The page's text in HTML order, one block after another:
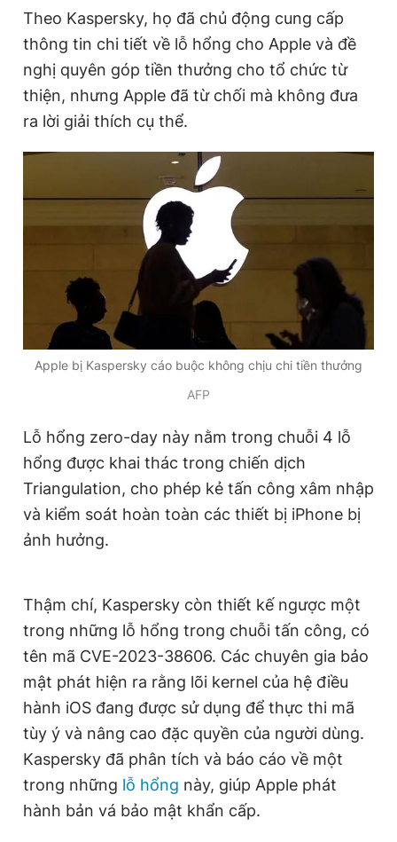
Đọc Thanh Niên trên điện thoại
Hotline Liên hệ quảng cáo
0908 780 404
Đặt báo Quảng cáo RSS Chính sách bảo
Tổng biên tập: Nguyễn Ngọc Toàn
Phó tổng biên tập thường trực: Hải Thành
Phó tổng biên tập: Lâm Hiếu Dũng
Phó tổng biên tập: Trần Việt Hưng
Tổng thư ký tòa soạn: Đức Trung
© 2003-2026 Bản quyền thuộc về Báo Thanh Niên. Cấm sao
chép dưới mọi hình thức nếu không có sự chấp thuận bằng văn
bản. Phát triển bởi ePi Technologies, JSC.
Theo Kaspersky, họ đã chủ động cung cấp
thông tin chi tiết về lỗ hổng cho Apple và đề
nghị quyên góp tiền thưởng cho tổ chức từ
thiện, nhưng Apple đã từ chối mà không đưa
ra lời giải thích cụ thể.
Apple bị Kaspersky cáo buộc không chịu chi tiền thưởng
AFP
Lỗ hổng zero-day này nằm trong chuỗi 4 lỗ
hổng được khai thác trong chiến dịch
Triangulation, cho phép kẻ tấn công xâm nhập
và kiểm soát hoàn toàn các thiết bị iPhone bị
ảnh hưởng.
Thậm chí, Kaspersky còn thiết kế ngược một
trong những lỗ hổng trong chuỗi tấn công, có
tên mã CVE-2023-38606. Các chuyên gia bảo
mật phát hiện ra rằng lõi kernel của hệ điều
hành iOS đang được sử dụng để thực thi mã
tùy ý và nâng cao đặc quyền của người dùng.
Kaspersky đã phân tích và báo cáo về một
trong những lỗ hổng này, giúp Apple phát
hành bản vá bảo mật khẩn cấp.